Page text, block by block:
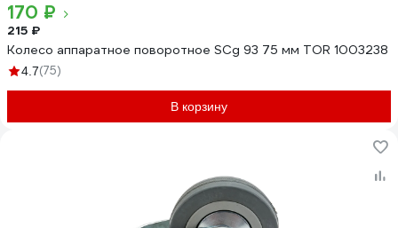
170 ₽
215 ₽
Колесо аппаратное поворотное SCg 93 75 мм TOR 1003238
4.7(75)
В корзину